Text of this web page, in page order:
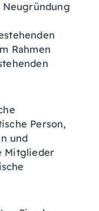
Rahmen
Person,
und
Mitglieder